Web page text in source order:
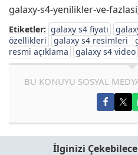
galaxy-s4-yenilikler-ve-
Etiketler: galaxy s4 fiyatı
özellikleri
galaxy s4 resimleri
resmi açıklama
galaxy s4 video
BU KONUYU SOSYAL
İlginizi